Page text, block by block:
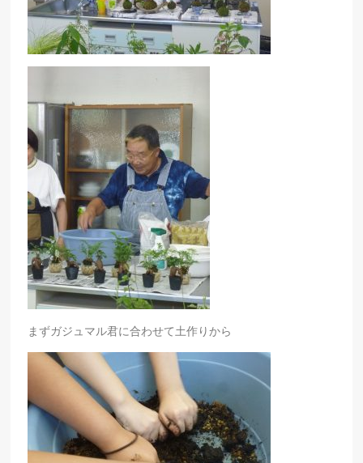
まずガジュマル君に合わせて土作りから